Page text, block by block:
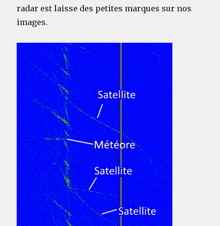
radar est laisse des petites marques sur nos
images.